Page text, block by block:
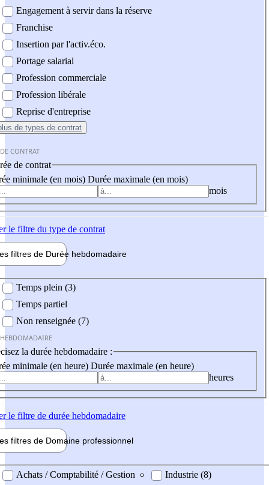
Engagement à servir dans la réserve
Franchise
Insertion par l'activ.éco.
Portage salarial
Profession commerciale
Profession libérale
Reprise d'entreprise
de types de contrat
CONTRAT
de contrat
minimale (en mois) Durée maximale (en mois)
mois
le filtre du type de contrat
filtres de Durée hebdomadaire
Temps plein (3)
Temps partiel
Non renseignée (7)
la durée hebdomadaire :
minimale (en heure) Durée maximale (en heure)
heures
le filtre de durée hebdomadaire
filtres de Domaine professionnel
professionel
Achats / Comptabilité / Gestion
Industrie (8)